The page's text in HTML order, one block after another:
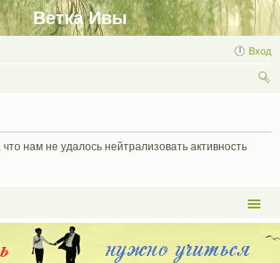
Ветка Ивы
Вход
нам не удалось нейтрализовать активность